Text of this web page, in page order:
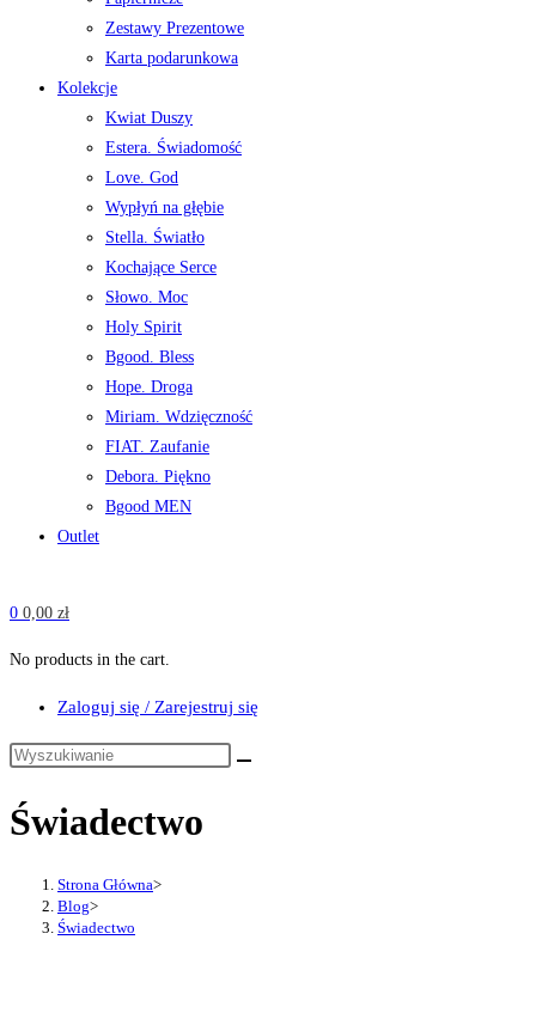
Zestawy Prezentowe
Karta podarunkowa
Kolekcje
Kwiat Duszy
Estera. Świadomość
Love. God
Wypłyń na głębie
Stella. Światło
Kochające Serce
Słowo. Moc
Holy Spirit
Bgood. Bless
Hope. Droga
Miriam. Wdzięczność
FIAT. Zaufanie
Debora. Piękno
Bgood MEN
Outlet
0 0,00 zł
No products in the cart.
Zaloguj się / Zarejestruj się
Świadectwo
Strona Główna>
Blog>
Świadectwo